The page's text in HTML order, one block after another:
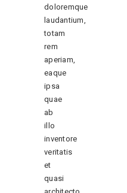
doloremque
laudantium,
totam
rem
aperiam,
eaque
ipsa
quae
ab
illo
inventore
veritatis
et
quasi